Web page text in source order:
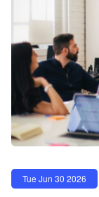
Tue Jun 30 2026